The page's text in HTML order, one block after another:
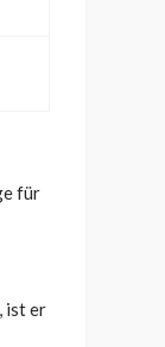
für
ist er